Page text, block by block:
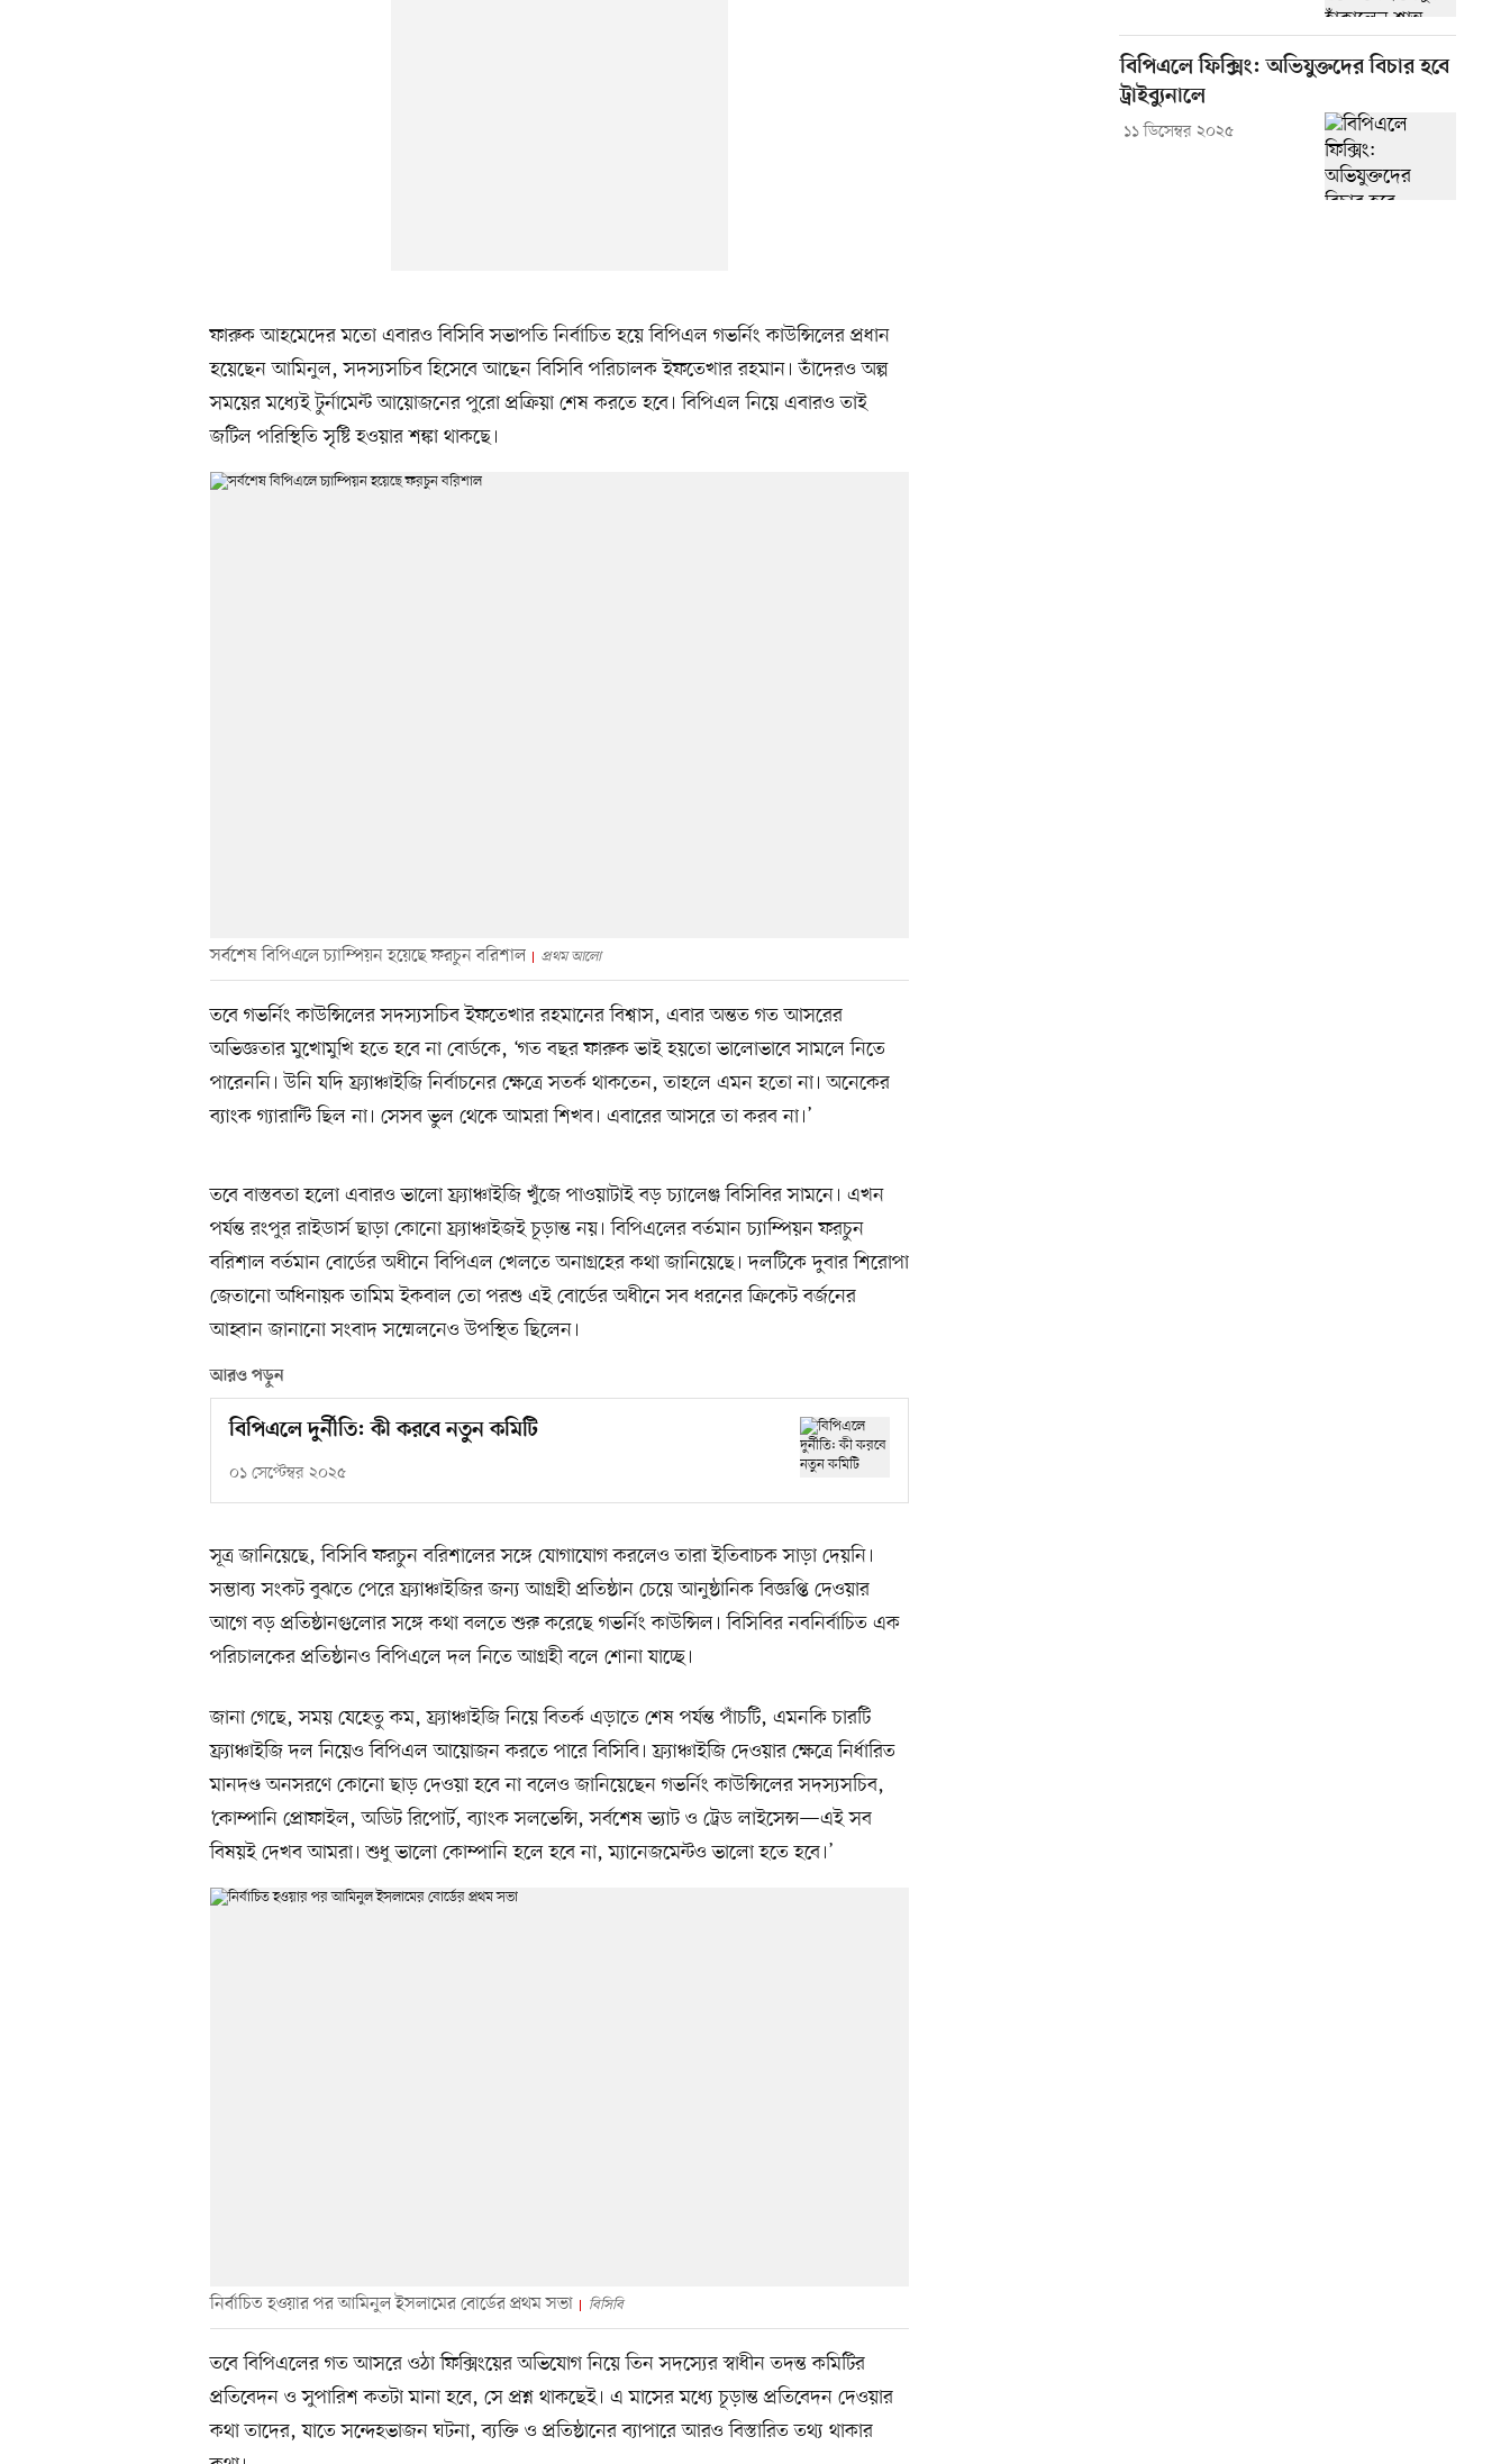
ফারুক আহমেদের মতো এবারও বিসিবি সভাপতি নির্বাচিত হয়ে বিপিএল গভর্নিং কাউন্সিলের প্রধান
হয়েছেন আমিনুল, সদস্যসচিব হিসেবে আছেন বিসিবি পরিচালক ইফতেখার রহমান। তাঁদেরও অল্প
সময়ের মধ্যেই টুর্নামেন্ট আয়োজনের পুরো প্রক্রিয়া শেষ করতে হবে। বিপিএল নিয়ে এবারও তাই
জটিল পরিস্থিতি সৃষ্টি হওয়ার শঙ্কা থাকছে।
সর্বশেষ বিপিএলে চ্যাম্পিয়ন হয়েছে ফরচুন বরিশাল প্রথম আলো
তবে গভর্নিং কাউন্সিলের সদস্যসচিব ইফতেখার রহমানের বিশ্বাস, এবার অন্তত গত আসরের
অভিজ্ঞতার মুখোমুখি হতে হবে না বোর্ডকে, ‘গত বছর ফারুক ভাই হয়তো ভালোভাবে সামলে নিতে
পারেননি। উনি যদি ফ্র্যাঞ্চাইজি নির্বাচনের ক্ষেত্রে সতর্ক থাকতেন, তাহলে এমন হতো না। অনেকের
ব্যাংক গ্যারান্টি ছিল না। সেসব ভুল থেকে আমরা শিখব। এবারের আসরে তা করব না।’
তবে বাস্তবতা হলো এবারও ভালো ফ্র্যাঞ্চাইজি খুঁজে পাওয়াটাই বড় চ্যালেঞ্জ বিসিবির সামনে। এখন
পর্যন্ত রংপুর রাইডার্স ছাড়া কোনো ফ্র্যাঞ্চাইজই চূড়ান্ত নয়। বিপিএলের বর্তমান চ্যাম্পিয়ন ফরচুন
বরিশাল বর্তমান বোর্ডের অধীনে বিপিএল খেলতে অনাগ্রহের কথা জানিয়েছে। দলটিকে দুবার শিরোপা
জেতানো অধিনায়ক তামিম ইকবাল তো পরশু এই বোর্ডের অধীনে সব ধরনের ক্রিকেট বর্জনের
আহ্বান জানানো সংবাদ সম্মেলনেও উপস্থিত ছিলেন।
আরও পড়ুন
বিপিএলে দুর্নীতি: কী করবে নতুন কমিটি
০১ সেপ্টেম্বর ২০২৫
সূত্র জানিয়েছে, বিসিবি ফরচুন বরিশালের সঙ্গে যোগাযোগ করলেও তারা ইতিবাচক সাড়া দেয়নি।
সম্ভাব্য সংকট বুঝতে পেরে ফ্র্যাঞ্চাইজির জন্য আগ্রহী প্রতিষ্ঠান চেয়ে আনুষ্ঠানিক বিজ্ঞপ্তি দেওয়ার
আগে বড় প্রতিষ্ঠানগুলোর সঙ্গে কথা বলতে শুরু করেছে গভর্নিং কাউন্সিল। বিসিবির নবনির্বাচিত এক
পরিচালকের প্রতিষ্ঠানও বিপিএলে দল নিতে আগ্রহী বলে শোনা যাচ্ছে।
জানা গেছে, সময় যেহেতু কম, ফ্র্যাঞ্চাইজি নিয়ে বিতর্ক এড়াতে শেষ পর্যন্ত পাঁচটি, এমনকি চারটি
ফ্র্যাঞ্চাইজি দল নিয়েও বিপিএল আয়োজন করতে পারে বিসিবি। ফ্র্যাঞ্চাইজি দেওয়ার ক্ষেত্রে নির্ধারিত
মানদণ্ড অনসরণে কোনো ছাড় দেওয়া হবে না বলেও জানিয়েছেন গভর্নিং কাউন্সিলের সদস্যসচিব,
‘কোম্পানি প্রোফাইল, অডিট রিপোর্ট, ব্যাংক সলভেন্সি, সর্বশেষ ভ্যাট ও ট্রেড লাইসেন্স—এই সব
বিষয়ই দেখব আমরা। শুধু ভালো কোম্পানি হলে হবে না, ম্যানেজমেন্টও ভালো হতে হবে।’
নির্বাচিত হওয়ার পর আমিনুল ইসলামের বোর্ডের প্রথম সভা বিসিবি
তবে বিপিএলের গত আসরে ওঠা ফিক্সিংয়ের অভিযোগ নিয়ে তিন সদস্যের স্বাধীন তদন্ত কমিটির
প্রতিবেদন ও সুপারিশ কতটা মানা হবে, সে প্রশ্ন থাকছেই। এ মাসের মধ্যে চূড়ান্ত প্রতিবেদন দেওয়ার
কথা তাদের, যাতে সন্দেহভাজন ঘটনা, ব্যক্তি ও প্রতিষ্ঠানের ব্যাপারে আরও বিস্তারিত তথ্য থাকার
বিপিএলে ফিক্সিং: অভিযুক্তদের বিচার হবে
ট্রাইব্যুনালে
১১ ডিসেম্বর ২০২৫